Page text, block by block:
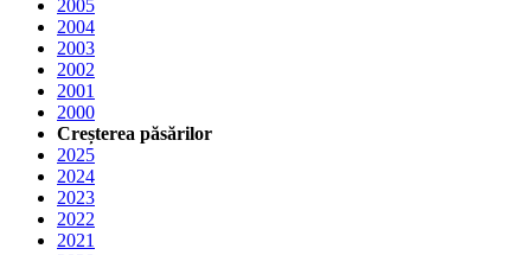
2005
2004
2003
2002
2001
2000
Creșterea păsărilor
2025
2024
2023
2022
2021